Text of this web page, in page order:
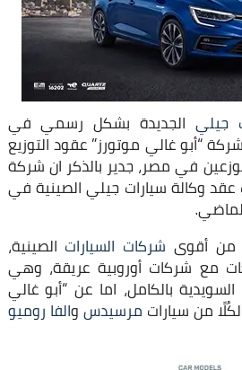
جيلي الجديدة بشكل رسمي في
“أبو غالي موتورز” عقود التوزيع
في مصر، جدير بالذكر ان شركة
وكالة سيارات جيلي الصينية في
من أقوى شركات السيارات الصينية،
مع شركات أوروبية عريقة، وهي
بالكامل، اما عن “أبو غالي
من سيارات مرسيدسوالفا روميو